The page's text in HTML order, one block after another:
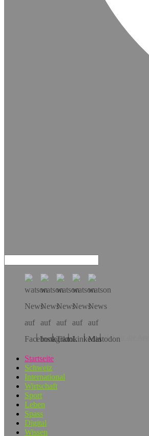
Hol dir die App!
Startseite
Schweiz
International
Wirtschaft
Sport
Leben
Spass
Digital
Wissen